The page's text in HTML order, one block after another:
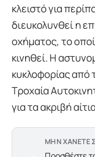
κλειστό για
διευκολυνθεί η
οχήματος, το
κινηθεί. Η
κυκλοφορίας από
Τροχαία
για τα ακριβή
ΜΗΝ ΧΑΝΕΤΕ